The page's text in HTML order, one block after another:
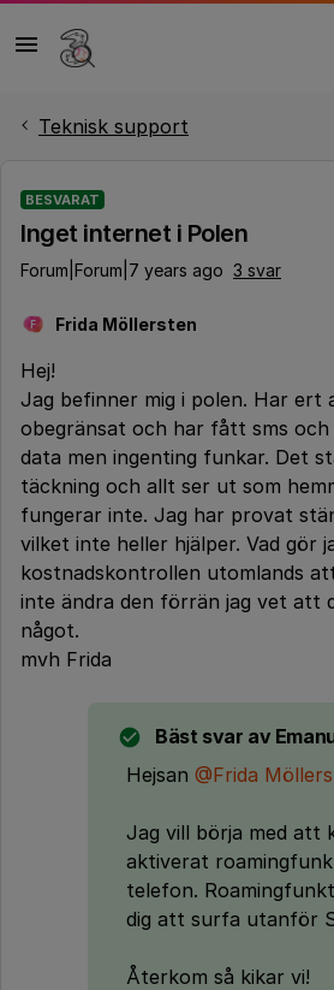
Teknisk support
BESVARAT
Inget internet i Polen
Forum|Forum|7 years ago 3 svar
F Frida Möllersten
Hej!
Jag befinner mig i polen. Har ert
obegränsat och har fått sms och
data men ingenting funkar. Det
täckning och allt ser ut som
fungerar inte. Jag har provat
vilket inte heller hjälper. Vad gör
kostnadskontrollen utomlands
inte ändra den förrän jag vet att
något.
mvh Frida
Bäst svar av
Hejsan @Frida
Jag vill börja med att
aktiverat
telefon.
dig att surfa utanför
Återkom så kikar vi!